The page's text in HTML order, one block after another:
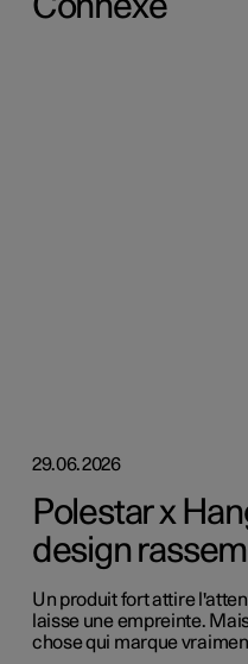
29.06.2026
Polestar x
design
Un produit fort attire
laisse une empreinte.
chose qui marque